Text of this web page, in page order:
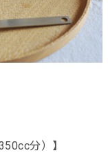
分）】